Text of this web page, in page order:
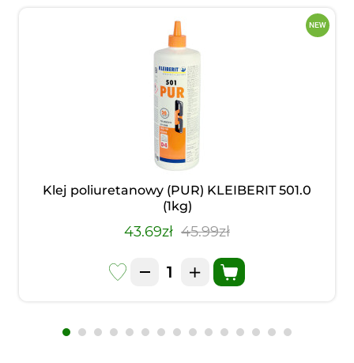
Klej poliuretanowy (PUR) KLEIBERIT 501.0
(1kg)
43.69zł 45.99zł